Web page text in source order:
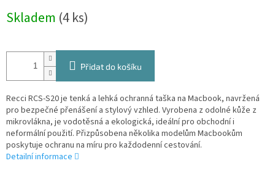
cena:
Skladem (4 ks)
Přidat do košíku
Recci RCS-S20 je tenká a lehká ochranná taška na Macbook, navržená
pro bezpečné přenášení a stylový vzhled. Vyrobena z odolné kůže z
mikrovlákna, je vodotěsná a ekologická, ideální pro obchodní i
neformální použití. Přizpůsobena několika modelům Macbookům
poskytuje ochranu na míru pro každodenní cestování.
Detailní informace